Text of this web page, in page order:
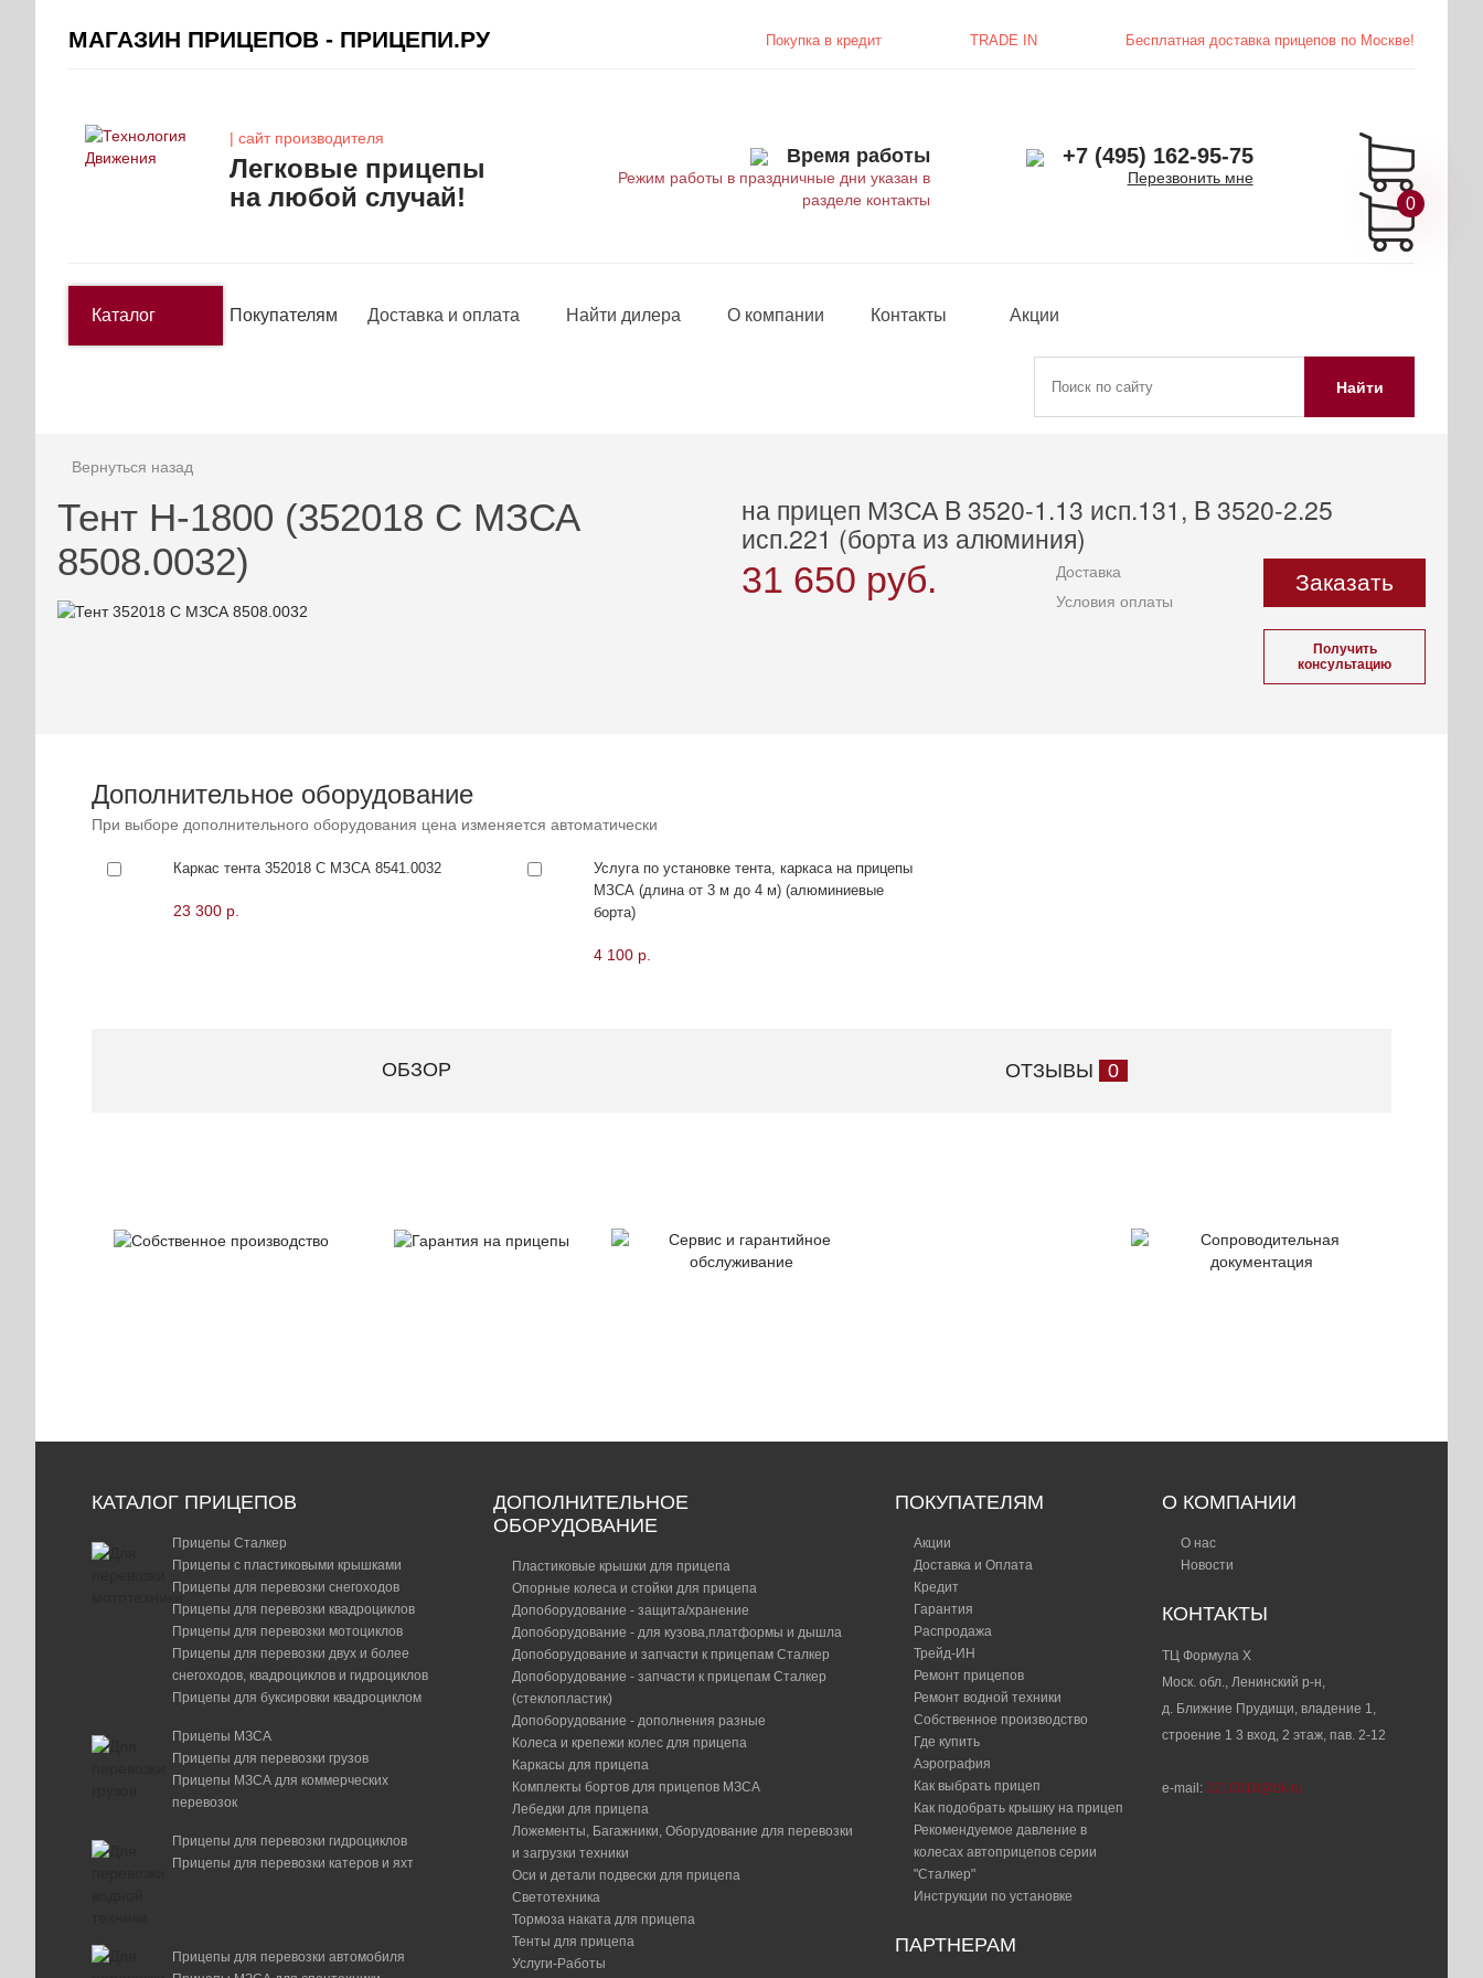
МАГАЗИН ПРИЦЕПОВ - ПРИЦЕПИ.РУ Бесплатная доставкаприцепов по Москве!
TRADE IN
Покупка в кредит
| сайт производителя
Легковые прицепы
на любой случай!
Время работы
Режим работы в праздничные дни указан в
разделе контакты
+7 (495) 162-95-75
Перезвонить мне
0
Каталог Покупателям Доставка и оплата Найти дилера О компании Контакты Акции
Найти
Вернуться назад
Тент H-1800 (352018 С МЗСА
8508.0032)
на прицеп МЗСА B 3520-1.13 исп.131, B 3520-2.25
исп.221 (борта из алюминия)
31 650 руб.
Доставка
Условия оплаты
Заказать
Получить
консультацию
Дополнительное оборудование
При выборе дополнительного оборудования цена изменяется автоматически
Каркас тента 352018 С МЗСА 8541.0032
23 300 р.
Услуга по установке тента, каркаса на прицепы
МЗСА (длина от 3 м до 4 м) (алюминиевые
борта)
4 100 р.
ОБЗОР ОТЗЫВЫ 0
КАТАЛОГ ПРИЦЕПОВ
Прицепы Сталкер
Прицепы с пластиковыми крышками
Прицепы для перевозки снегоходов
Прицепы для перевозки квадроциклов
Прицепы для перевозки мотоциклов
Прицепы для перевозки двух и более
снегоходов, квадроциклов и гидроциклов
Прицепы для буксировки квадроциклом
Прицепы МЗСА
Прицепы для перевозки грузов
Прицепы МЗСА для коммерческих
перевозок
Прицепы для перевозки гидроциклов
Прицепы для перевозки катеров и яхт
Прицепы для перевозки автомобиля
ДОПОЛНИТЕЛЬНОЕ
ОБОРУДОВАНИЕ
Пластиковые крышки для прицепа
Опорные колеса и стойки для прицепа
Допоборудование - защита/хранение
Допоборудование - для кузова,платформы и дышла
Допоборудование и запчасти к прицепам Сталкер
Допоборудование - запчасти к прицепам Сталкер
(стеклопластик)
Допоборудование - дополнения разные
Колеса и крепежи колес для прицепа
Каркасы для прицепа
Комплекты бортов для прицепов МЗСА
Лебедки для прицепа
Ложементы, Багажники, Оборудование для перевозки
и загрузки техники
Оси и детали подвески для прицепа
Светотехника
Тормоза наката для прицепа
Тенты для прицепа
Услуги-Работы
ПОКУПАТЕЛЯМ
Акции
Доставка и Оплата
Кредит
Гарантия
Распродажа
Трейд-ИН
Ремонт прицепов
Ремонт водной техники
Собственное производство
Где купить
Аэрография
Как выбрать прицеп
Как подобрать крышку на прицеп
Рекомендуемое давление в
колесах автоприцепов серии
"Сталкер"​
Инструкции по установке
ПАРТНЕРАМ
О КОМПАНИИ
О нас
Новости
КОНТАКТЫ
ТЦ Формула Х
Моск. обл., Ленинский р-н,
д. Ближние Прудищи, владение 1,
строение 1 3 вход, 2 этаж, пав. 2-12
e-mail: 2210018@bk.ru